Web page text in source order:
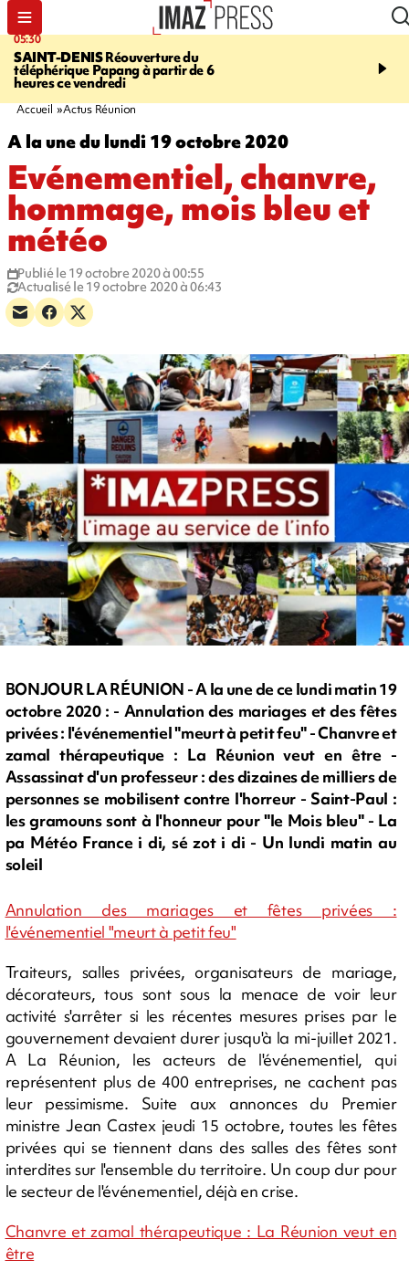
05:30
SAINT-DENISRéouverture du
téléphérique Papang à partir de 6
heures ce vendredi
07:00
Un vendredi
Accueil Actus Réunion
A la une du lundi 19 octobre 2020
Evénementiel, chanvre,
hommage, mois bleu et
météo
Publié le 19 octobre 2020 à 00:55
Actualisé le 19 octobre 2020 à 06:43
BONJOUR LA RÉUNION - A la une de ce lundi matin 19
octobre 2020 : - Annulation des mariages et des fêtes
privées : l'événementiel "meurt à petit feu" - Chanvre et
zamal thérapeutique : La Réunion veut en être -
Assassinat d'un professeur : des dizaines de milliers de
personnes se mobilisent contre l'horreur - Saint-Paul :
les gramouns sont à l'honneur pour "le Mois bleu" - La
pa Météo France i di, sé zot i di - Un lundi matin au
soleil
Annulation des mariages et fêtes privées :
l'événementiel "meurt à petit feu"
Traiteurs, salles privées, organisateurs de mariage,
décorateurs, tous sont sous la menace de voir leur
activité s'arrêter si les récentes mesures prises par le
gouvernement devaient durer jusqu'à la mi-juillet 2021.
A La Réunion, les acteurs de l'événementiel, qui
représentent plus de 400 entreprises, ne cachent pas
leur pessimisme. Suite aux annonces du Premier
ministre Jean Castex jeudi 15 octobre, toutes les fêtes
privées qui se tiennent dans des salles des fêtes sont
interdites sur l'ensemble du territoire. Un coup dur pour
le secteur de l'événementiel, déjà en crise.
Chanvre et zamal thérapeutique : La Réunion veut en
être